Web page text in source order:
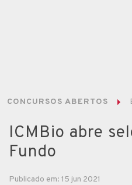
CONCURSOS ABERTOS
ICMBio abre
Fundo
Publicado em: 15 jun 2021